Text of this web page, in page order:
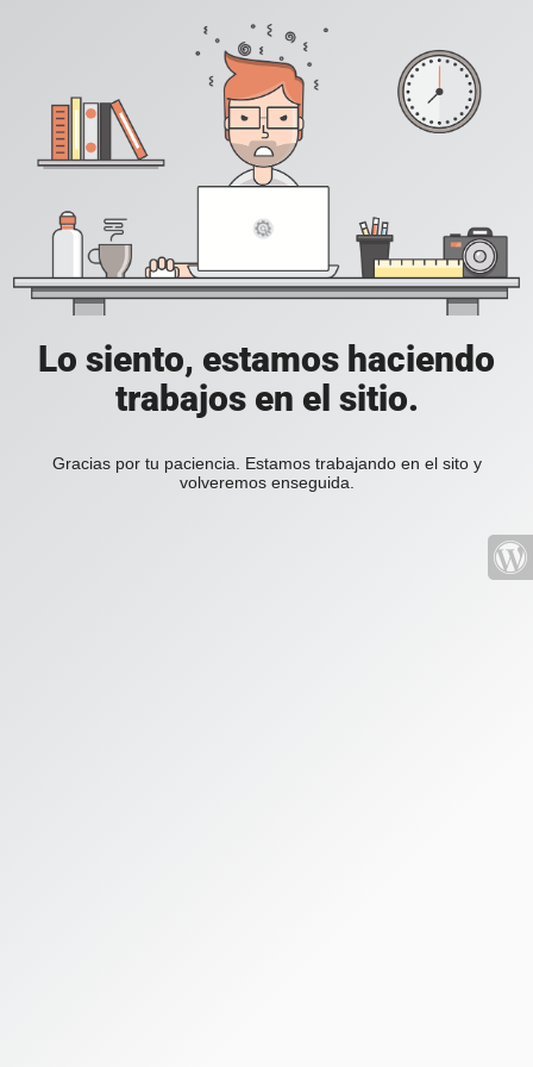
Lo siento, estamos haciendo
trabajos en el sitio.
Gracias por tu paciencia. Estamos trabajando en el sito y
volveremos enseguida.